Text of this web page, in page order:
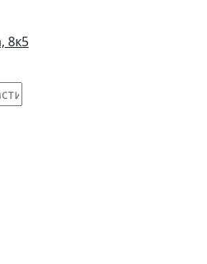
8к5